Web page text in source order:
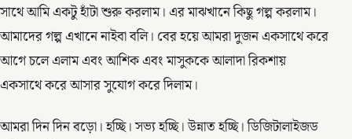
সাথে আমি একটু হাঁটা শুরু করলাম। এর মাঝখানে কিছু গল্প করলাম।
আমাদের গল্প এখানে নাইবা বলি। বের হয়ে আমরা দুজন একসাথে করে
আগে চলে এলাম এবং আশিক এবং মাসুককে আলাদা রিকশায়
একসাথে করে আসার সুযোগ করে দিলাম।
আমরা দিন দিন বড়ো। হচ্ছি। সভ্য হচ্ছি। উন্নাত হচ্ছি। ডিজিটালাইজড